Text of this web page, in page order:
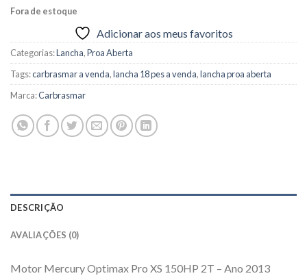
Fora de estoque
Adicionar aos meus favoritos
Categorias:Lancha,Proa Aberta
Tags:carbrasmar a venda,lancha 18 pes a venda,lancha proa aberta
Marca:Carbrasmar
DESCRIÇÃO
AVALIAÇÕES (0)
Motor Mercury Optimax Pro XS 150HP 2T – Ano 2013